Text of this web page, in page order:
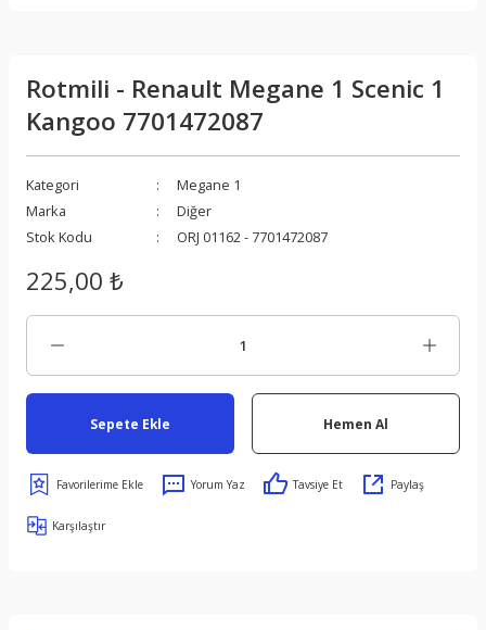
Rotmili - Renault Megane 1 Scenic 1
Kangoo 7701472087
Kategori
Megane 1
Marka
Diğer
Stok Kodu
ORJ 01162 - 7701472087
225,00 ₺
Sepete Ekle Hemen Al
Yorum Yaz Tavsiye Et Paylaş
Karşılaştır